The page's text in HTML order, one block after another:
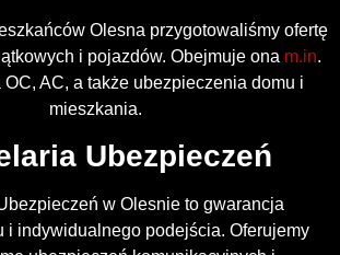
Olesna przygotowaliśmy ofertę
i pojazdów. Obejmuje ona m.in.
AC, a także ubezpieczenia domu i
mieszkania.
Ubezpieczeń
w Olesnie to gwarancja
i indywidualnego podejścia. Oferujemy